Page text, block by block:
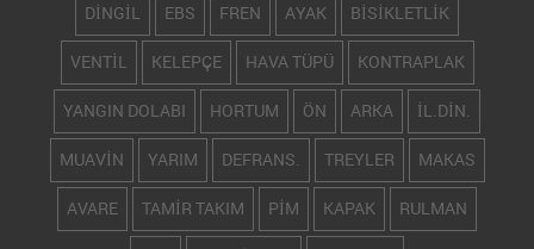
DİNGİL EBS FREN AYAK BİSİKLETLİK
VENTİL KELEPÇE HAVA TÜPÜ KONTRAPLAK
YANGIN DOLABI HORTUM ÖN ARKA İL.DİN.
MUAVİN YARIM DEFRANS. TREYLER MAKAS
AVARE TAMİR TAKIM PİM KAPAK RULMAN